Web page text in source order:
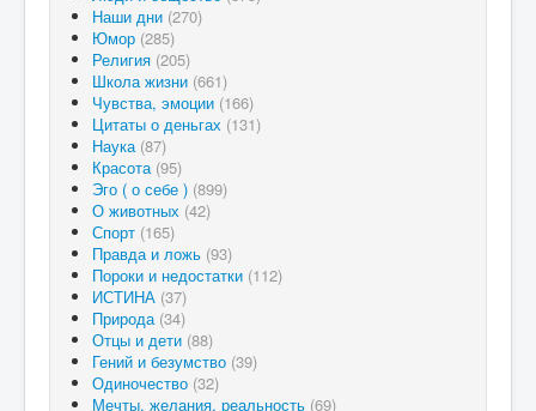
Наши дни (270)
Юмор (285)
Религия (205)
Школа жизни (661)
Чувства, эмоции (166)
Цитаты о деньгах (131)
Наука (87)
Красота (95)
Эго ( о себе ) (899)
О животных (42)
Спорт (165)
Правда и ложь (93)
Пороки и недостатки (112)
ИСТИНА (37)
Природа (34)
Отцы и дети (88)
Гений и безумство (39)
Одиночество (32)
Мечты, желания, реальность (69)